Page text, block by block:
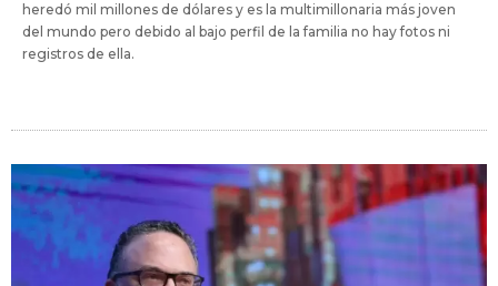
heredó mil millones de dólares y es la multimillonaria más joven
del mundo pero debido al bajo perfil de la familia no hay fotos ni
registros de ella.